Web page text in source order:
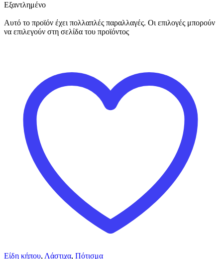
Εξαντλημένο
Αυτό το προϊόν έχει πολλαπλές παραλλαγές. Οι επιλογές μπορούν
να επιλεγούν στη σελίδα του προϊόντος
Είδη κήπου, Λάστιχα, Πότισμα